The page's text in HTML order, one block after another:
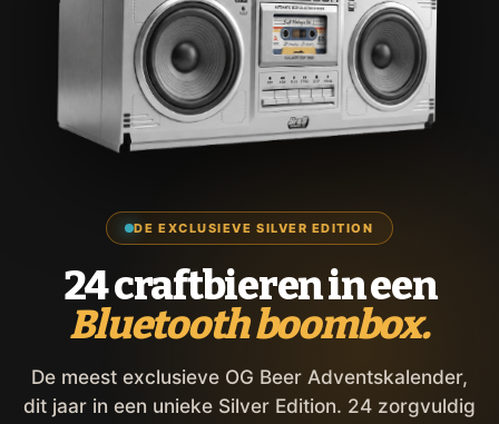
DE EXCLUSIEVE SILVER EDITION
24 craftbieren in een
Bluetooth boombox.
De meest exclusieve OG Beer Adventskalender,
dit jaar in een unieke Silver Edition. 24 zorgvuldig